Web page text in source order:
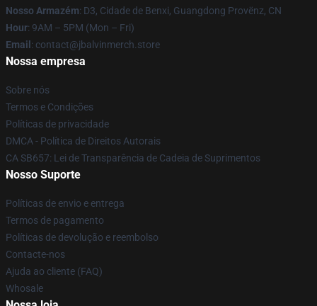
Nosso Armazém: D3, Cidade de Benxi, Guangdong Provënz, CN
Hour: 9AM – 5PM (Mon – Fri)
Email : contact@jbalvinmerch.store
Nossa empresa
Sobre nós
Termos e Condições
Políticas de privacidade
DMCA - Política de Direitos Autorais
CA SB657: Lei de Transparência de Cadeia de Suprimentos
Nosso Suporte
Políticas de envio e entrega
Termos de pagamento
Políticas de devolução e reembolso
Contacte-nos
Ajuda ao cliente (FAQ)
Whosale